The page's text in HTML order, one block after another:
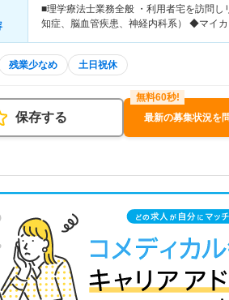
■理学療法士業務全般 ・利用者宅を訪問
知症、脳血管疾患、神経内科系） ◆マイ
残業少なめ 土日祝休
保存する 最新の募集状況を